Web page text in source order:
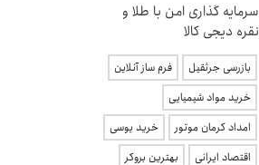
سرمایه گذاری امن با طلا و
نقره دیجی کالا
بازرسی جرثقیل
فرم ساز آنلاین
خرید مواد شیمیایی
امداد کرمان موتور
خرید یوسی
اقتصاد ایرانی
بهترین بروکر